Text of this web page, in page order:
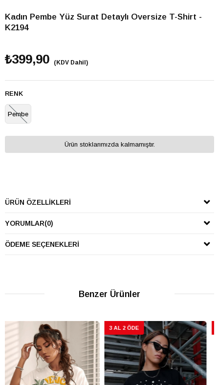
Kadın Pembe Yüz Surat Detaylı Oversize T-Shirt -
K2194
₺399,90 (KDV Dahil)
RENK
Pembe
Ürün stoklarımızda kalmamıştır.
ÜRÜN ÖZELLIKLERI
YORUMLAR(0)
ÖDEME SEÇENEKLERI
Benzer Ürünler
3 AL 2 ÖDE 3 AL 2 ÖDE